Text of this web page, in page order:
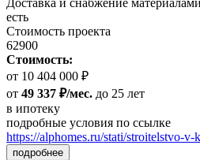
Доставка и снабжение материалами
есть
Стоимость проекта
62900
Стоимость:
от 10 404 000 ₽
от 49 337 ₽/мес. до 25 лет
в ипотеку
подробные условия по ссылке
https://alphomes.ru/stati/stroitelstvo-v-
подробнее